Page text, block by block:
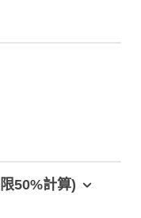
50%計算)